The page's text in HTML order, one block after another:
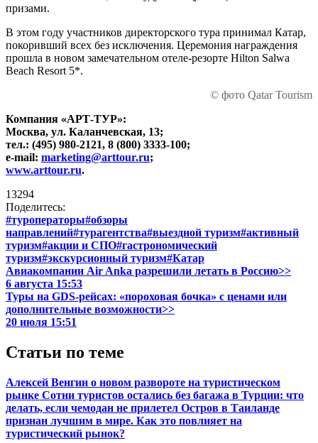
призами.
В этом году участников директорского тура принимал Катар,
покоривший всех без исключения. Церемония награждения
прошла в новом замечательном отеле-резорте Hilton Salwa
Beach Resort 5*.
© фото Qatar Tourism
Компания «АРТ-ТУР»:
Москва, ул. Каланчевская, 13;
тел.: (495) 980-2121, 8 (800) 3333-100;
e-mail: marketing@arttour.ru;
www.arttour.ru.
13294
Поделитесь:
#туроператоры#обзоры
направлений#турагентства#выездной туризм#активный
туризм#акции и СПО#гастрономический
туризм#экскурсионный туризм#Катар
Авиакомпании Air Anka разрешили летать в Россию>>
6 августа 15:53
Туры на GDS-рейсах: «пороховая бочка» с ценами или
дополнительные возможности>>
20 июля 15:51
Статьи по теме
Алексей Венгин о новом развороте на туристическом
рынке Сотни туристов остались без багажа в Турции: что
делать, если чемодан не прилетел Остров в Таиланде
признан лучшим в мире. Как это повлияет на
туристический рынок?